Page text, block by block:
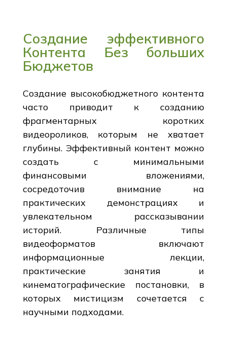
Создание эффективного
Контента Без больших
Бюджетов
Создание высокобюджетного контента
часто приводит к созданию
фрагментарных коротких
видеороликов, которым не хватает
глубины. Эффективный контент можно
создать с минимальными
финансовыми вложениями,
сосредоточив внимание на
практических демонстрациях и
увлекательном рассказывании
историй. Различные типы
видеоформатов включают
информационные лекции,
практические занятия и
кинематографические постановки, в
которых мистицизм сочетается с
научными подходами.